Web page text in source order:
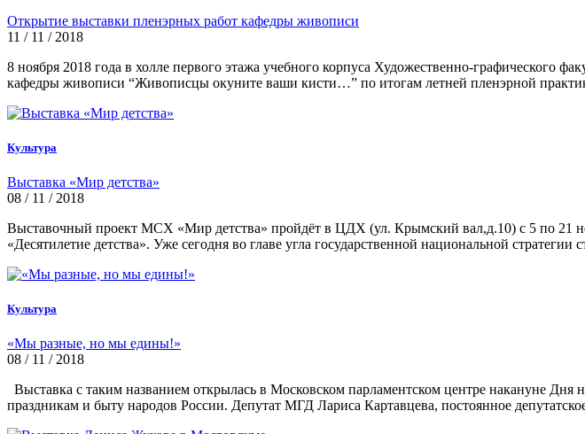
Открытие выставки пленэрных работ кафедры живописи
11 / 11 / 2018
8 ноября 2018 года в холле первого этажа учебного корпуса Художественно-графического
кафедры живописи “Живописцы окуните ваши кисти…” по итогам летней пленэрной
Культура
Выставка «Мир детства»
08 / 11 / 2018
Выставочный проект МСХ «Мир детства» пройдёт в ЦДХ (ул. Крымский вал,д.10) с 5 по 21
«Десятилетие детства». Уже сегодня во главе угла государственной национальной стратегии
Культура
«Мы разные, но мы едины!»
08 / 11 / 2018
Выставка с таким названием открылась в Московском парламентском центре накануне
праздникам и быту народов России. Депутат МГД Лариса Картавцева, постоянное